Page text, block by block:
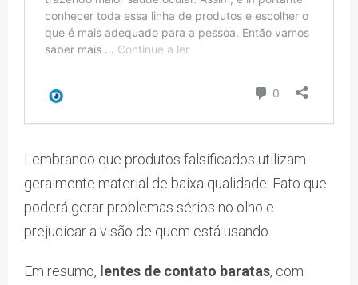
Lembrando que produtos falsificados utilizam
geralmente material de baixa qualidade. Fato que
poderá gerar problemas sérios no olho e
prejudicar a visão de quem está usando.
Em resumo, lentes de contato baratas, com